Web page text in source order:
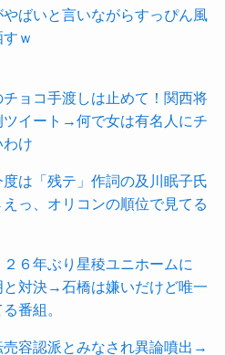
ばいと言いながらすっぴん風
ｗ
ョコ手渡しは止めて！関西将
ツイート→何で女は有名人にチ
わけ
は「残テ」作詞の及川眠子氏
っ、オリコンの順位で見てる
６年ぶり星稜ユニホームに
と対決→石橋は嫌いだけど唯一
番組。
売容認派とみなされ異論噴出→